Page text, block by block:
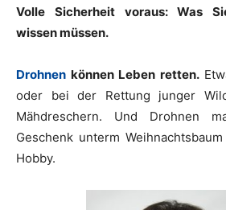
Volle Sicherheit voraus: Was
wissen müssen.
Drohnen können Leben retten.
oder bei der Rettung junger
Mähdreschern. Und Drohnen
Geschenk unterm
Hobby.